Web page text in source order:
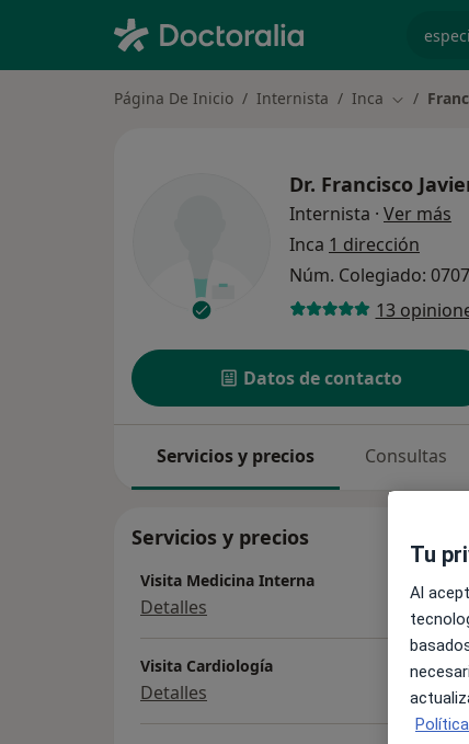
Página De Inicio Internista Inca Cambiar
Dr. Francisco
Internista · Ver más
Inca 1 dirección
Núm. Colegiado:
13
Datos de contacto
Servicios y precios Consultas
Servicios y precios
Visita Medicina Interna
Detalles
Visita Cardiología
Detalles
Tu
Al